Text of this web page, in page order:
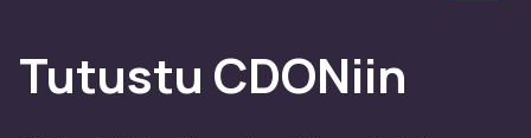
Tutustu CDONiin